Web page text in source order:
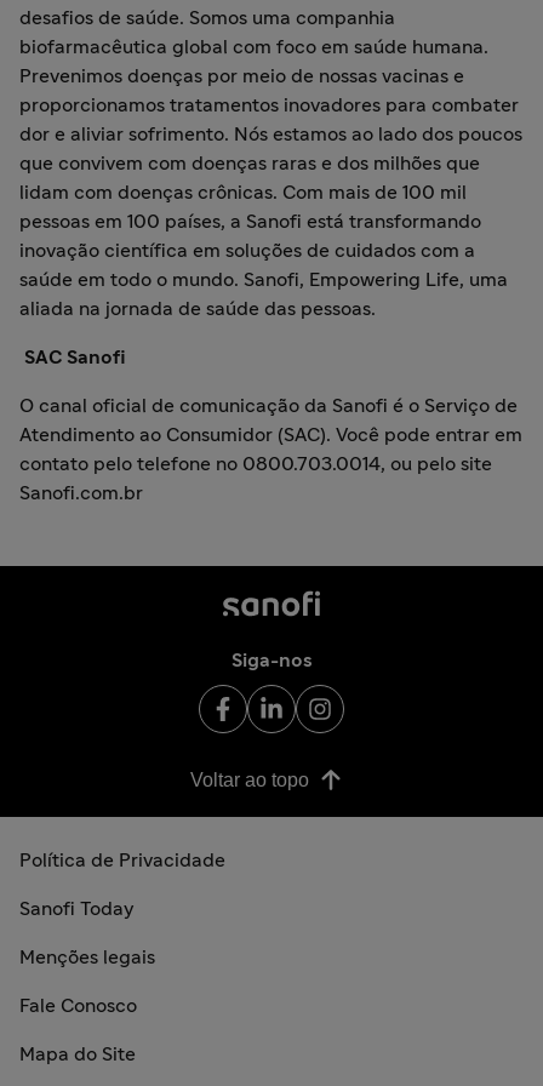
desafios de saúde. Somos uma companhia
biofarmacêutica global com foco em saúde humana.
Prevenimos doenças por meio de nossas vacinas e
proporcionamos tratamentos inovadores para combater
dor e aliviar sofrimento. Nós estamos ao lado dos poucos
que convivem com doenças raras e dos milhões que
lidam com doenças crônicas. Com mais de 100 mil
pessoas em 100 países, a Sanofi está transformando
inovação científica em soluções de cuidados com a
saúde em todo o mundo. Sanofi, Empowering Life, uma
aliada na jornada de saúde das pessoas.
SAC Sanofi
O canal oficial de comunicação da Sanofi é o Serviço de
Atendimento ao Consumidor (SAC). Você pode entrar em
contato pelo telefone no 0800.703.0014, ou pelo site
Sanofi.com.br
Siga-nos
Voltar ao topo
Política de Privacidade
Sanofi Today
Menções legais
Fale Conosco
Mapa do Site